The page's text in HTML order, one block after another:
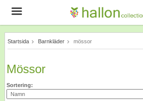
Produkten har blivit tillagd i
Startsida Barnkläder mössor
Mössor
Sortering: